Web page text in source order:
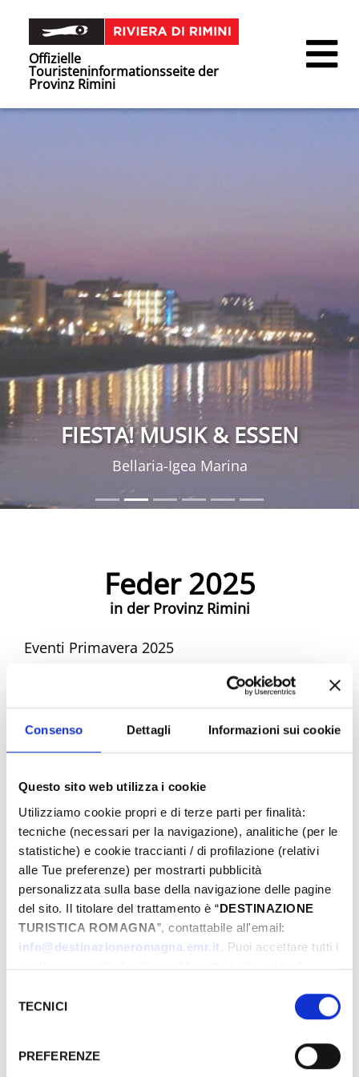
Consenso Dettagli Informazioni sui cookie
Questo sito web utilizza i cookie
Utilizziamo cookie propri e di terze parti per finalità:
tecniche (necessari per la navigazione), analitiche (per le
statistiche) e cookie traccianti / di profilazione (relativi
alle Tue preferenze) per mostrarti pubblicità
personalizzata sulla base della navigazione delle pagine
del sito. Il titolare del trattamento è “DESTINAZIONE
TURISTICA ROMAGNA”, contattabile all'email:
info@destinazioneromagna.emr.it. Puoi accettare tutti i
cookie premendo il pulsante “Accetta tutti i cookie”,
gestire le tue preferenze facendo clic su “Personalizza”.
Qualora acconsenti a tutti i cookie i Tuoi dati potranno
attualmente non fornisce garanzie idonee per il
delTECNICI
PREFERENZE
Offizielle
Touristeninformationsseite der
Provinz Rimini
FIESTA! MUSIK & ESSEN
Bellaria-Igea Marina
Feder 2025
in der Provinz Rimini
Eventi Primavera 2025
Eventi di Primavera Riviera Rimini
Von
Bis
Stadt
Typen